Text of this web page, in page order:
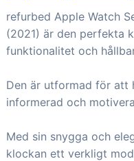
refurbed Apple Watch
(2021) är den perfekta
funktionalitet och
Den är utformad för att
informerad och
Med sin snygga och
klockan ett verkligt